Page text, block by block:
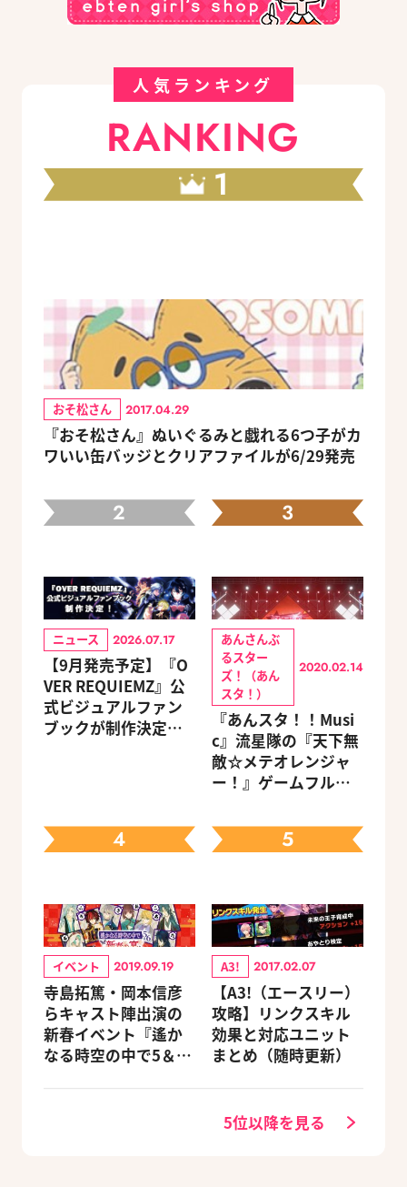
人気ランキング
RANKING
1
おそ松さん 2017.04.29
『おそ松さん』ぬいぐるみと戯れる6つ子がカ
ワいい缶バッジとクリアファイルが6/29発売
2
ニュース 2026.07.17
【9月発売予定】『O
VER REQUIEMZ』公
式ビジュアルファン
ブックが制作決定！
3
あんさんぶ
るスター
ズ！（あん
スタ！）
2020.02.14
『あんスタ！！Musi
c』流星隊の『天下無
敵☆メテオレンジャ
ー！』ゲームフルサ
4
イベント 2019.09.19
寺島拓篤・岡本信彦
らキャスト陣出演の
新春イベント『遙か
なる時空の中で5＆6
5
A3! 2017.02.07
【A3!（エースリー）
攻略】リンクスキル
効果と対応ユニット
まとめ（随時更新）
5位以降を見る